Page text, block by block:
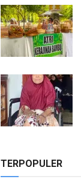
TERPOPULER